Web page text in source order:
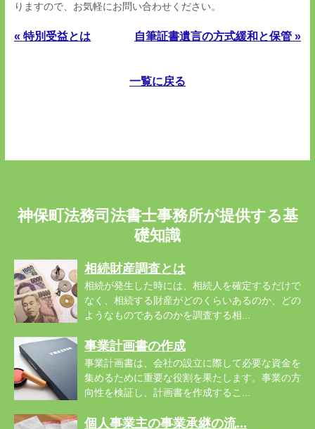
りますので、お気軽にお問い合わせください。
« 特別受益とは 自筆証書遺言の方式緩和と保管 »
一覧に戻る
神保町法務司法書士事務所が提供する基
礎知識
相続財産調査とは
相続が発生した時には、相続人を確定するだけで
なく、相続する財産がどのくらいあるのか、どの
ようなものであるのかを調査する相...
事業計画書の作成
事業計画書は、会社の設立に際して必要な資金を
集めるために重要な役割を果たします。事業の方
向性を検証し、計画書を作成するこ...
個人事業主の事業承継の流...